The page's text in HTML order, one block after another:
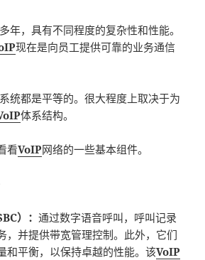
年，具有不同程度的复杂性和性能。
现在是向员工提供可靠的业务通信
系统都是平等的。很大程度上取决于为
体系结构。
看VoIP网络的一些基本组件。
）：通过数字语音呼叫，呼叫记录
，并提供带宽管理控制。此外，它们
和平衡，以保持卓越的性能。该VoIP